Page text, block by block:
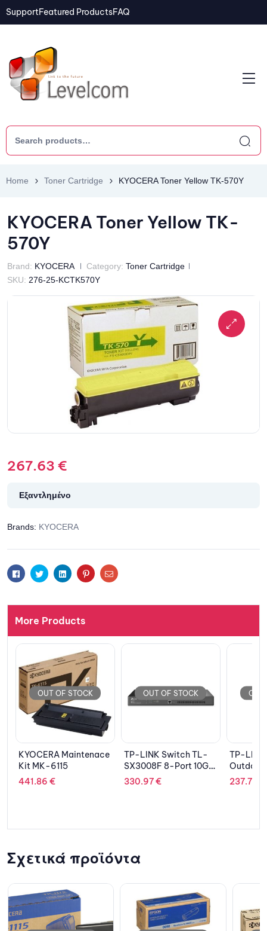
SupportFeatured ProductsFAQ
Home Toner Cartridge KYOCERA Toner Yellow TK-570Y
KYOCERA Toner Yellow TK-
570Y
Brand: KYOCERA Category: Toner Cartridge
SKU: 276-25-KCTK570Y
267.63 €
Εξαντλημένο
Brands: KYOCERA
FacebookTwitterLinkedinPinterestEmail
More Products
OUT OF STOCK
TP-LINK Switch TL-
SX3008F 8-Port 10GE
SFP+ L2+ Managed
330.97€
OUT OF STOCK
TP-LINK EAP650-
Outdoor
237.71€
OUT
EPSON
169.91
Σχετικά προϊόντα